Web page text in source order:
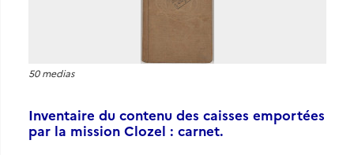
50 medias
Inventaire du contenu des caisses emportées
par la mission Clozel : carnet.